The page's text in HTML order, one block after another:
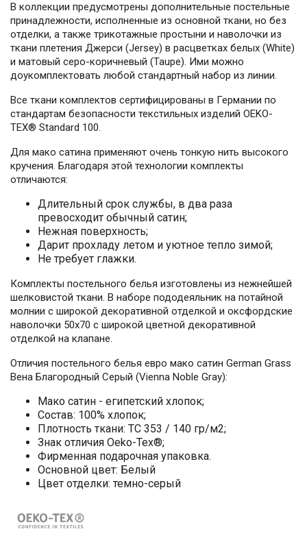
В коллекции предусмотрены дополнительные постельные
принадлежности, исполненные из основной ткани, но без
отделки, а также трикотажные простыни и наволочки из
ткани плетения Джерси (Jersey) в расцветках белых (White)
и матовый серо-коричневый (Taupe). Ими можно
доукомплектовать любой стандартный набор из линии.
Все ткани комплектов сертифицированы в Германии по
стандартам безопасности текстильных изделий OEKO-
TEX® Standard 100.
Для мако сатина применяют очень тонкую нить высокого
кручения. Благодаря этой технологии комплекты
отличаются:
Длительный срок службы, в два раза
превосходит обычный сатин;
Нежная поверхность;
Дарит прохладу летом и уютное тепло зимой;
Не требует глажки.
Комплекты постельного белья изготовлены из нежнейшей
шелковистой ткани. В наборе пододеяльник на потайной
молнии с широкой декоративной отделкой и оксфордские
наволочки 50х70 с широкой цветной декоративной
отделкой на клапане.
Отличия постельного белья евро мако сатин German Grass
Вена Благородный Серый (Vienna Noble Gray):
Мако сатин - египетский хлопок;
Состав: 100% хлопок;
Плотность ткани: TC 353 / 140 гр/м2;
Знак отличия Oeko-Tex®;
Фирменная подарочная упаковка.
Основной цвет: Белый
Цвет отделки: темно-серый